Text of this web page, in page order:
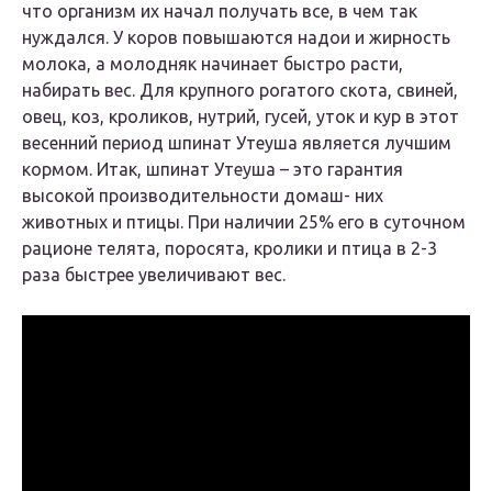
что организм их начал получать все, в чем так
нуждался. У коров повышаются надои и жирность
молока, а молодняк начинает быстро расти,
набирать вес. Для крупного рогатого скота, свиней,
овец, коз, кроликов, нутрий, гусей, уток и кур в этот
весенний период шпинат Утеуша является лучшим
кормом. Итак, шпинат Утеуша – это гарантия
высокой производительности домаш- них
животных и птицы. При наличии 25% его в суточном
рационе телята, поросята, кролики и птица в 2-3
раза быстрее увеличивают вес.